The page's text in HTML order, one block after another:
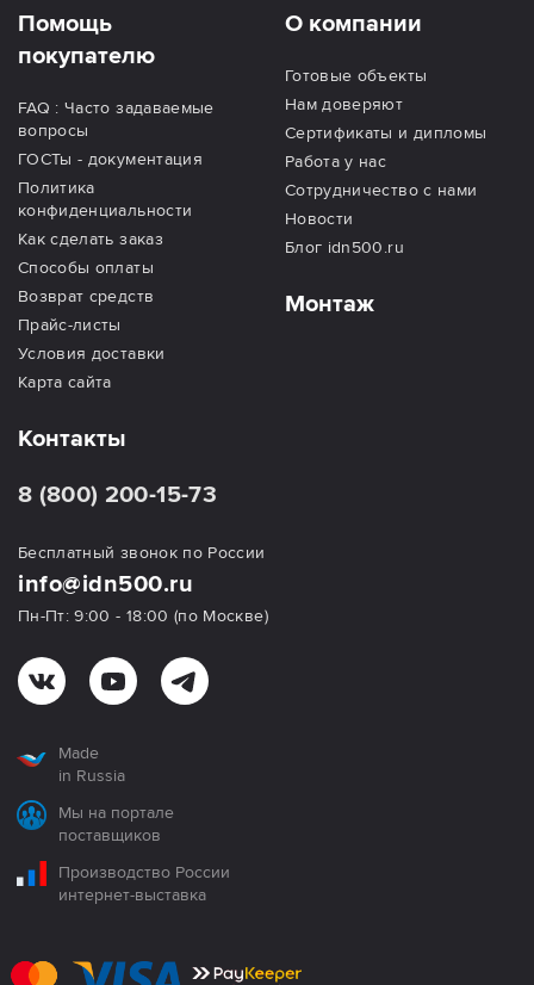
Помощь
покупателю
FAQ : Часто задаваемые
вопросы
ГОСТы - документация
Политика
конфиденциальности
Как сделать заказ
Способы оплаты
Возврат средств
Прайс-листы
Условия доставки
Карта сайта
О компании
Готовые объекты
Нам доверяют
Сертификаты и дипломы
Работа у нас
Сотрудничество с нами
Новости
Блог idn500.ru
Монтаж
Контакты
8 (800) 200-15-73
Бесплатный звонок по России
info@idn500.ru
Пн-Пт: 9:00 - 18:00 (по Москве)
Made
in Russia
Мы на портале
поставщиков
Производство России
интернет-выставка